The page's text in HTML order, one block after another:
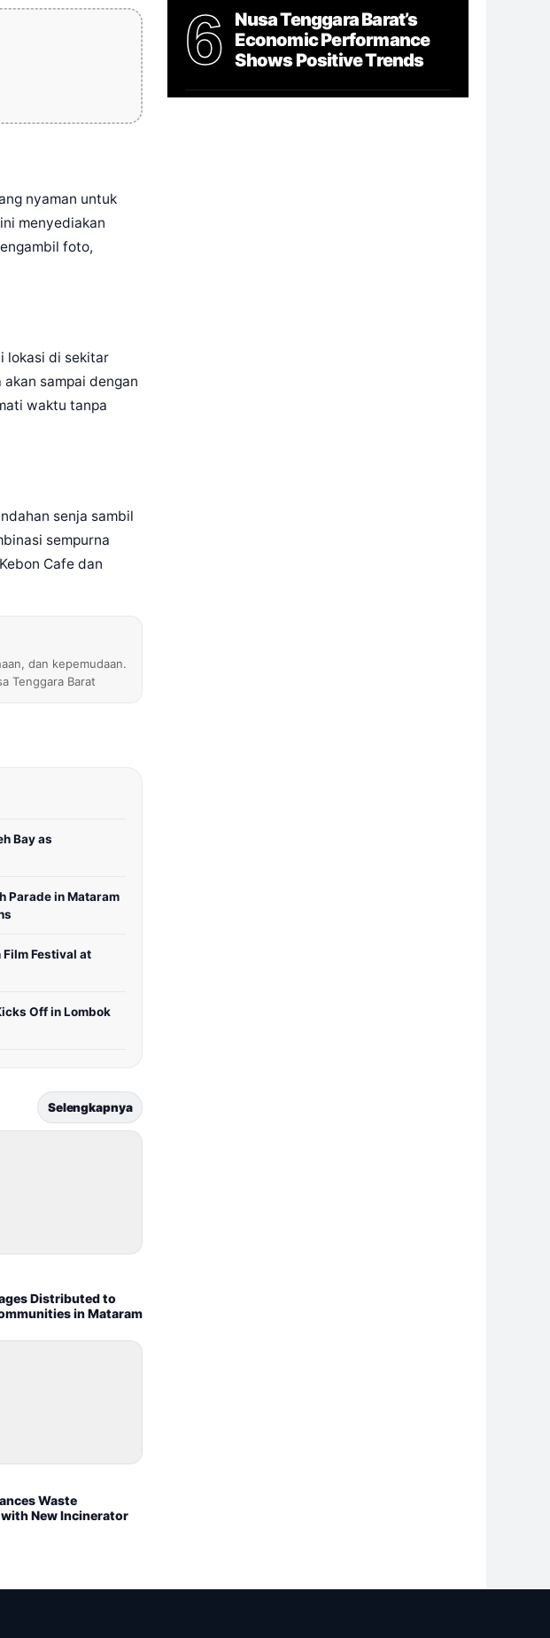
nyaman untuk
menyediakan
foto,
lokasi di sekitar
sampai dengan
waktu tanpa
senja sambil
sempurna
Cafe dan
dan kepemudaan.
Tenggara Barat
Bay as
Parade in Mataram
Film Festival at
Off in Lombok
Selengkapnya
Distributed to
in Mataram
Waste
New Incinerator
6
Nusa Tenggara Barat’s
Economic Performance
Shows Positive Trends